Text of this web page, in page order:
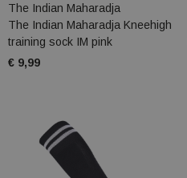
The Indian Maharadja
The Indian Maharadja Kneehigh
training sock IM pink
€ 9,99